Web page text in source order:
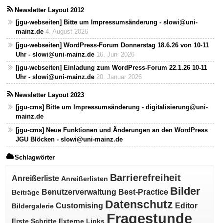
Newsletter Layout 2012
[jgu-webseiten] Bitte um Impressumsänderung - slowi@uni-
mainz.de 4. August 2026
[jgu-webseiten] WordPress-Forum Donnerstag 18.6.26 von 10-11
Uhr - slowi@uni-mainz.de 16. Juni 2026
[jgu-webseiten] Einladung zum WordPress-Forum 22.1.26 10-11
Uhr - slowi@uni-mainz.de 20. Januar 2026
Newsletter Layout 2023
[jgu-cms] Bitte um Impressumsänderung - digitalisierung@uni-
mainz.de
[jgu-cms] Neue Funktionen und Änderungen an den WordPress
JGU Blöcken - slowi@uni-mainz.de
Schlagwörter
Anreißerliste Anreißerlisten Barrierefreiheit
Beiträge Benutzerverwaltung Best-Practice Bilder
Bildergalerie Customising Datenschutz Editor
Erste Schritte Externe Links Fragestunde